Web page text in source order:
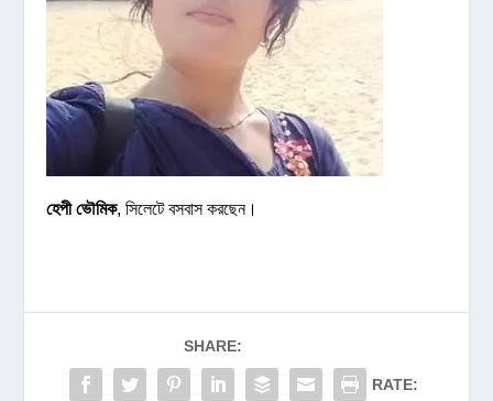
হেপী ভৌমিক, সিলেটে বসবাস করছেন।
SHARE:
RATE: